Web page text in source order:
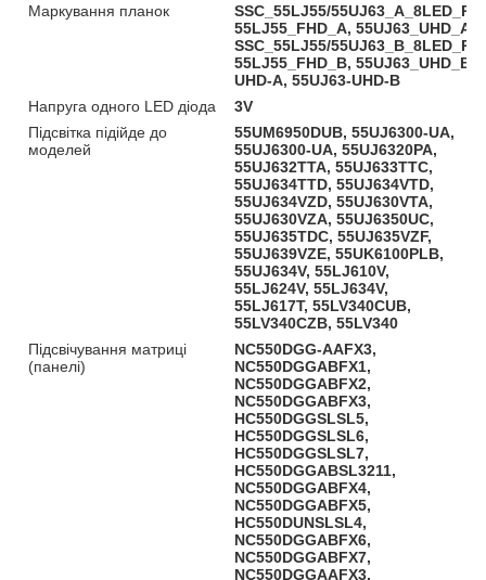
Маркування планок
SSC_55LJ55/
55LJ55_FHD_A, 55UJ63_UHD_A,
SSC_55LJ55/
55LJ55_FHD_B, 55UJ63_UHD_B,
UHD-A, 55UJ63-UHD-B
Напруга одного LED діода
3V
Підсвітка підійде до
моделей
55UM6950DUB, 55UJ6300-UA,
55UJ6300-UA, 55UJ6320PA,
55UJ632TTA, 55UJ633TTC,
55UJ634TTD, 55UJ634VTD,
55UJ634VZD, 55UJ630VTA,
55UJ630VZA, 55UJ6350UC,
55UJ635TDC, 55UJ635VZF,
55UJ639VZE, 55UK6100PLB,
55UJ634V, 55LJ610V,
55LJ624V, 55LJ634V,
55LJ617T, 55LV340CUB,
55LV340CZB, 55LV340
Підсвічування матриці
(панелі)
NC550DGG-AAFX3,
NC550DGGABFX1,
NC550DGGABFX2,
NC550DGGABFX3,
HC550DGGSLSL5,
HC550DGGSLSL6,
HC550DGGSLSL7,
HC550DGGABSL3211,
NC550DGGABFX4,
NC550DGGABFX5,
HC550DUNSLSL4,
NC550DGGABFX6,
NC550DGGABFX7,
NC550DGGAAFX3,